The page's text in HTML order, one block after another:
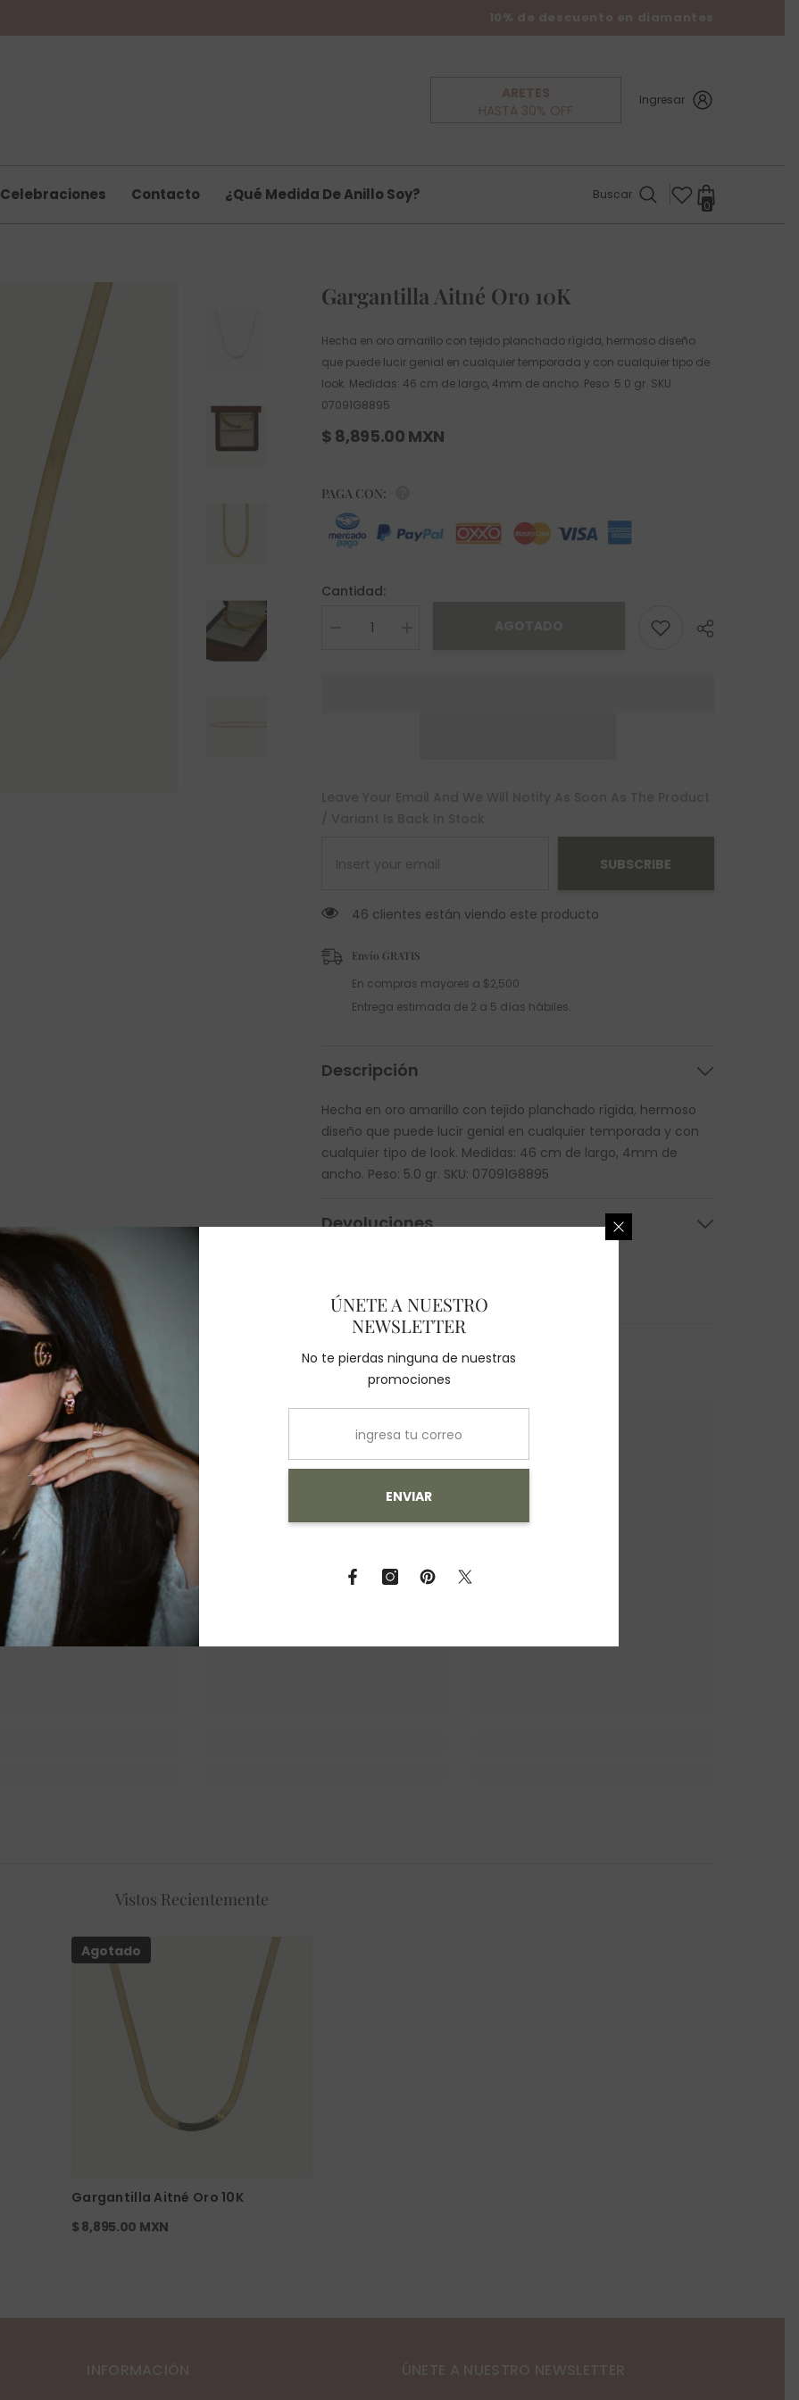
10% de descuento en diamantes
ARETES
HASTA 30% OFF
Ingresar
Celebraciones Contacto ¿Qué Medida De Anillo Soy? Buscar
00
items
Gargantilla Aitné Oro 10K
Hecha en oro amarillo con tejido planchado rígida, hermoso diseño
que puede lucir genial en cualquier temporada y con cualquier tipo de
look. Medidas: 46 cm de largo, 4mm de ancho. Peso: 5.0 gr. SKU:
07091G8895
$ 8,895.00 MXN
PAGA CON:
Cantidad:
Decrease
Compartir
SUBSCRIBE
46 clientes están viendo este producto
Envío GRATIS
En compras mayores a $2,500
Entrega estimada de 2 a 5 días hábiles.
Descripción
Hecha en oro amarillo con tejido planchado rígida, hermoso
diseño que puede lucir genial en cualquier temporada y con
cualquier tipo de look. Medidas: 46 cm de largo, 4mm de
ancho. Peso: 5.0 gr. SKU: 07091G8895
Devoluciones
También Te Recomendamos
Vistos Recientemente
Agotado
Gargantilla Aitné Oro 10K
$ 8,895.00 MXN
INFORMACIÓN ÚNETE A NUESTRO NEWSLETTER
ÚNETE A NUESTRO
NEWSLETTER
No te pierdas ninguna de nuestras
promociones
ENVIAR